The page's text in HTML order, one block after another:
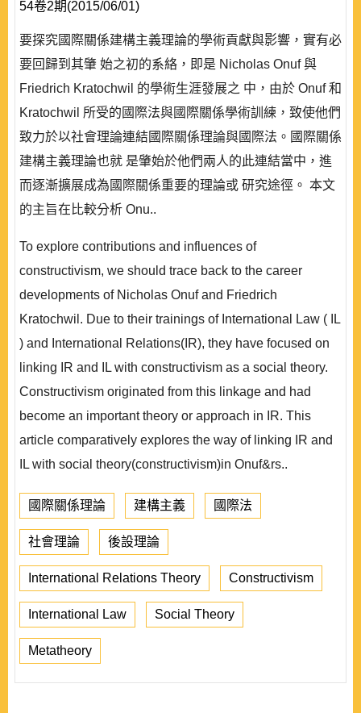
54卷2期(2015/06/01)
要探究國際關係建構主義理論的學術貢獻與影響，實有必
要回歸到其肇 始之初的系絡，即是 Nicholas Onuf 與
Friedrich Kratochwil 的學術生涯發展之 中，由於 Onuf 和
Kratochwil 所受的國際法與國際關係學術訓練，致使他們
致力於以社會理論連結國際關係理論與國際法。國際關係
建構主義理論也就 是肇始於他們兩人的此連結當中，進
而逐漸擴展成為國際關係重要的理論或 研究途徑。 本文
的主旨在比較分析 Onu..
To explore contributions and influences of
constructivism, we should trace back to the career
developments of Nicholas Onuf and Friedrich
Kratochwil. Due to their trainings of International Law ( IL
) and International Relations(IR), they have focused on
linking IR and IL with constructivism as a social theory.
Constructivism originated from this linkage and had
become an important theory or approach in IR. This
article comparatively explores the way of linking IR and
IL with social theory(constructivism)in Onuf&rs..
國際關係理論 建構主義 國際法
社會理論 後設理論
International Relations Theory Constructivism
International Law Social Theory
Metatheory